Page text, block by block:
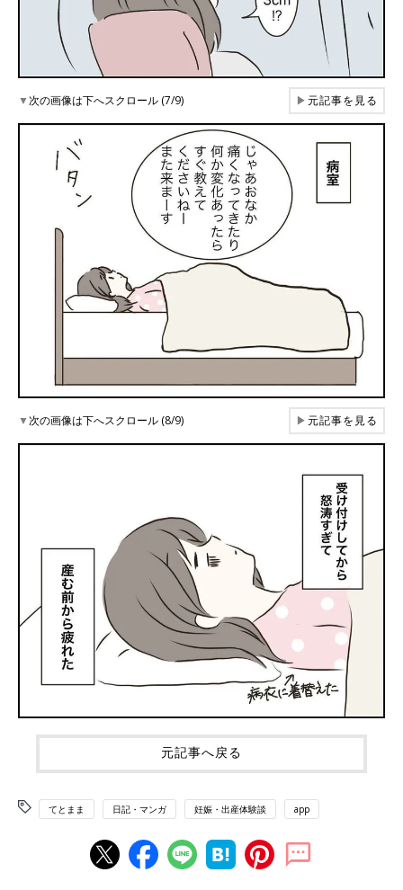
▼次の画像は下へスクロール (7/9) ▶元記事を見る
▼次の画像は下へスクロール (8/9) ▶元記事を見る
元記事へ戻る
てとまま 日記・マンガ 妊娠・出産体験談 app